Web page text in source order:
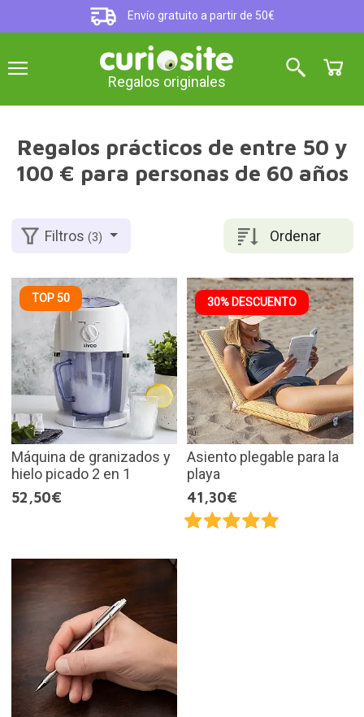
Envío gratuito a partir de 50€
Regalos originales
Regalos prácticos de entre 50 y
100 € para personas de 60 años
Ordenar
Filtros(3)
TOP 50
Máquina de granizados y
hielo picado 2 en 1
52,50€
30% DESCUENTO
Asiento plegable para la
playa
41,30€